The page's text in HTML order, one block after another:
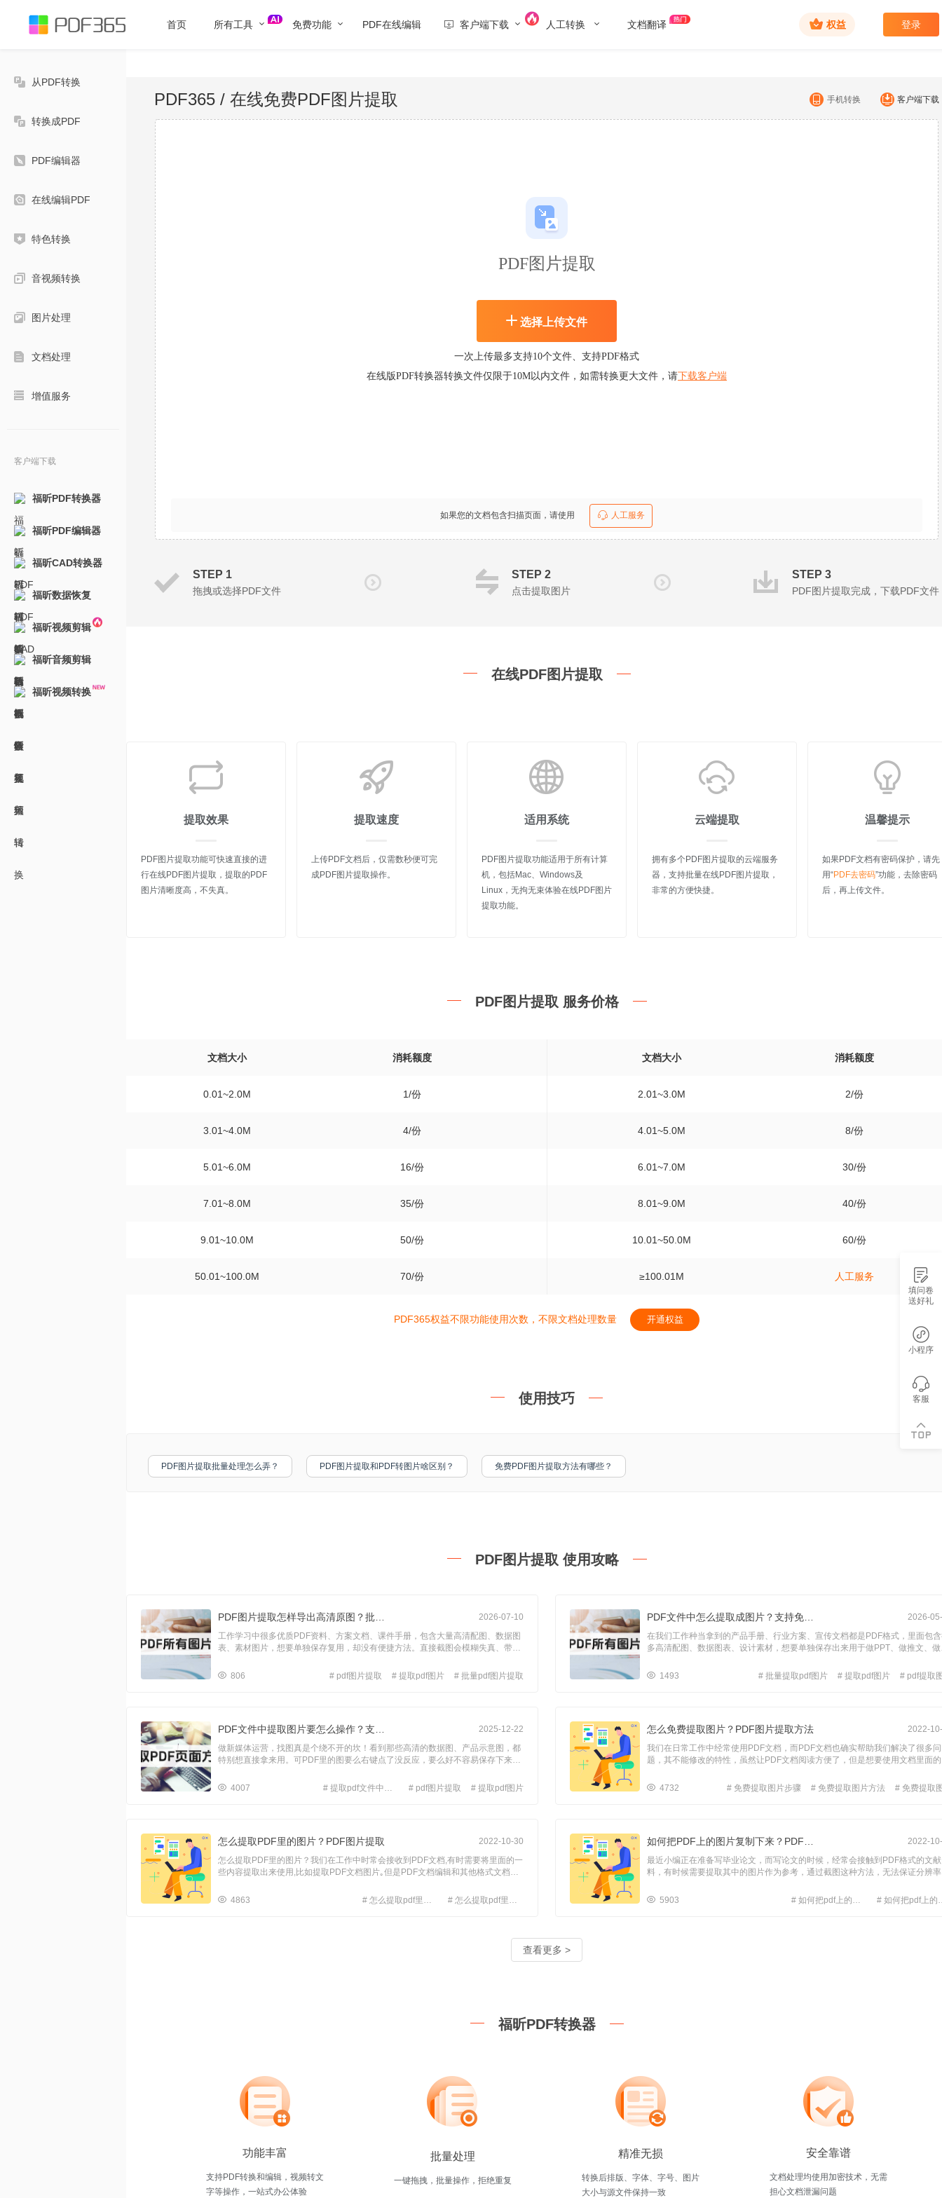
首页 所有工具 免费功能 PDF在线编辑 客户端下载 人工转换 文档翻译 权益 登录
从PDF转换
转换成PDF
PDF编辑器
在线编辑PDF
特色转换
音视频转换
图片处理
文档处理
增值服务
客户端下载
福昕PDF转换器
福昕PDF编辑器
福昕CAD转换器
福昕数据恢复
福昕视频剪辑
福昕音频剪辑
福昕视频转换
PDF365 / 在线免费PDF图片提取 客户端下载
手机转换
PDF图片提取
选择上传文件
一次上传最多支持10个文件、支持PDF格式
在线版PDF转换器转换文件仅限于10M以内文件，如需转换更大文件，请下载客户端
如果您的文档包含扫描页面，请使用 人工服务
STEP 1
拖拽或选择PDF文件
STEP 2
点击提取图片
STEP 3
PDF图片提取完成，下载PDF文件
在线PDF图片提取
提取效果
PDF图片提取功能可快速直接的进
行在线PDF图片提取，提取的PDF
图片清晰度高，不失真。
提取速度
上传PDF文档后，仅需数秒便可完
成PDF图片提取操作。
适用系统
PDF图片提取功能适用于所有计算
机，包括Mac、Windows及
Linux，无拘无束体验在线PDF图片
提取功能。
云端提取
拥有多个PDF图片提取的云端服务
器，支持批量在线PDF图片提取，
非常的方便快捷。
温馨提示
如果PDF文档有密码保护，请先
用“PDF去密码”功能，去除密码
后，再上传文件。
PDF图片提取 服务价格
文档大小 消耗额度 文档大小 消耗额度
0.01~2.0M 1/份 2.01~3.0M 2/份
3.01~4.0M 4/份 4.01~5.0M 8/份
5.01~6.0M 16/份 6.01~7.0M 30/份
7.01~8.0M 35/份 8.01~9.0M 40/份
9.01~10.0M 50/份 10.01~50.0M 60/份
50.01~100.0M 70/份 ≥100.01M 人工服务
PDF365权益不限功能使用次数，不限文档处理数量 开通权益
使用技巧
PDF图片提取批量处理怎么弄？ PDF图片提取和PDF转图片啥区别？ 免费PDF图片提取方法有哪些？
PDF图片提取 使用攻略
2026-07-10
工作学习中很多优质PDF资料、方案文档、课件手册，包含大量高清配图、数据图
表、素材图片，想要单独保存复用，却没有便捷方法。直接截图会模糊失真、带边
用PDF处理工具直接将PDF文件中的内容提取成图片，今天给大家分享三款实用工
806 # 批量pdf图片提取
# 提取pdf图片
# pdf图片提取
2026-
在我们工作种当拿到的产品手册、行业方案、宣传文档都是PDF格式，里面包
多高清配图、数据图表、设计素材，想要单独保存出来用于做PPT、做推文、
整也特别麻烦。其实用PDF提取图片功能就很方便，能够一键批量精准提取文
1493 # pdf提取
# 提取pdf图片
# 批量提取pdf图片
2025-12-22
做新媒体运营，找图真是个绕不开的坎！看到那些高清的数据图、产品示意图，都
特别想直接拿来用。可PDF里的图要么右键点了没反应，要么好不容易保存下来，
着多余的文字边框，光修图就得再花上半小时。要是能直接把PDF里的图片完整提
4007 # 提取pdf图片
# pdf图片提取
# 提取pdf文件中的图片
怎么免费提取图片？PDF图片提取方法
2022-
我们在日常工作中经常使用PDF文档，而PDF文档也确实帮助我们解决了很多问
题，其不能修改的特性，虽然让PDF文档阅读方便了，但是想要使用文档里面
图片的话要怎么办呢？最简单的办法是将PDF文档中的图片提取出来，但是大
进入网页。 步骤二：在导航栏“所有工具”中，找到并点击“PDF提取图片”进入上
页面。 步骤三：点击“选择上传文件”，上传PDF文件。 步骤四：点击 “开始提取
数秒后完成转换，即可点击下载。 PDF免费提取图片怎么提取呢？以上已经介绍了
提取PDF中的图片的方法技巧啦，如果有pdf文档转换、pdf拆分、合并等需求也
4732 # 免费提取
# 免费提取图片方法
# 免费提取图片步骤
怎么提取PDF里的图片？PDF图片提取
2022-10-30
怎么提取PDF里的图片？我们在工作中时常会接收到PDF文档,有时需要将里面的一
些内容提取出来使用,比如提取PDF文档图片｡但是PDF文档编辑和其他格式文档不
提取图片又比较麻烦,能不能直接从PDF文档中将图片提取出来呢?其实提取PDF文
4863 # 怎么提取pdf里的图片
# 怎么提取pdf里的图片免费
2022-
最近小编正在准备写毕业论文，而写论文的时候，经常会接触到PDF格式的文
料，有时候需要提取其中的图片作为参考，通过截图这种方法，无法保证分辨
最好的方法是直接将PDF图片提取出来，那该怎么做呢？小编也是请教了大佬
5903 # 如何
# 如何把pdf上的图片复制下来免费
查看更多 >
福昕PDF转换器
功能丰富
支持PDF转换和编辑，视频转文
字等操作，一站式办公体验
批量处理
一键拖拽，批量操作，拒绝重复
精准无损
转换后排版、字体、字号、图片
大小与源文件保持一致
安全靠谱
文档处理均使用加密技术，无需
担心文档泄漏问题
填问卷
送好礼
小程序
客服